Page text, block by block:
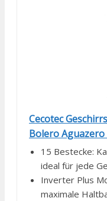
Cecotec
Bolero Aguazero
15 Bestecke:
ideal für jede
Inverter Plus
maximale